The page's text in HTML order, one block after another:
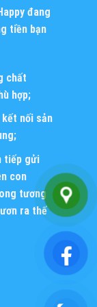
đang
tiền bạn
chất
hợp;
nối sản
tiếp gửi
con
tương
ra thế